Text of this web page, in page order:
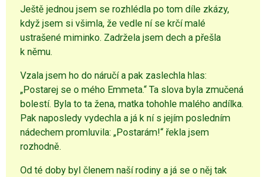
Ještě jednou jsem se rozhlédla po tom díle zkázy,
když jsem si všimla, že vedle ní se krčí malé
ustrašené miminko. Zadržela jsem dech a přešla
k němu.
Vzala jsem ho do náručí a pak zaslechla hlas:
„Postarej se o mého Emmeta.“ Ta slova byla zmučená
bolestí. Byla to ta žena, matka tohohle malého andílka.
Pak naposledy vydechla a já k ní s jejím posledním
nádechem promluvila: „Postarám!“ řekla jsem
rozhodně.
Od té doby byl členem naší rodiny a já se o něj tak